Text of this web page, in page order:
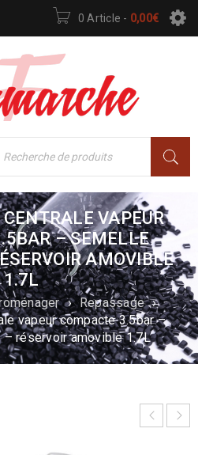
0 Article - 0,00€
VAPEUR
– SEMELLE
AMOVIBLE
1.7L
› Repassage ›
vapeur compacte 3.5bar –
réservoir amovible 1.7L